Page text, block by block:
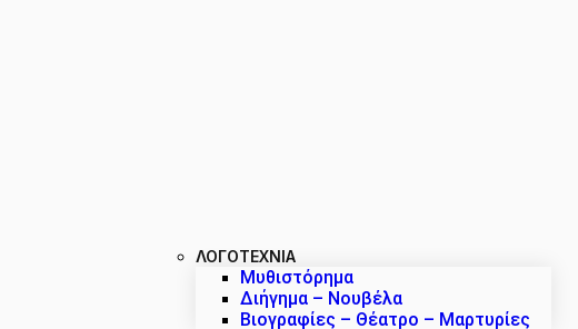
ΛΟΓΟΤΕΧΝΙΑ
Μυθιστόρημα
Διήγημα – Νουβέλα
Βιογραφίες – Θέατρο – Μαρτυρίες